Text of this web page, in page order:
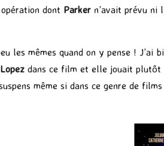
dont Parker n’avait prévu ni
les mêmes quand on y pense ! J’ai
dans ce film et elle jouait plutôt
même si dans ce genre de